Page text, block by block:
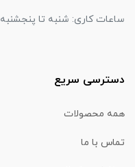
ساعات کاری: شنبه تا پنجشنبه ۹ الی ۱۴، ۱۷:۰۰ الی ۲۱:۳۰
دسترسی سریع
همه محصولات
تماس با ما